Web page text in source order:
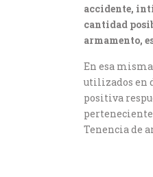
accidente,
cantidad
armamento,
En esa
utilizados en
positiva
Tenencia de